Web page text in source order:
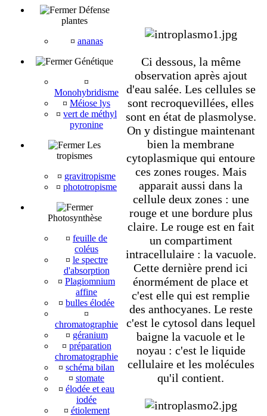
Défense
plantes
¤ ananas
Génétique
¤
Monohybridisme
¤ Méiose lys
¤ vert de méthyl
pyronine
Les
tropismes
¤ gravitropisme
¤ phototropisme
Photosynthèse
¤ feuille de
coléus
¤ le spectre
d'absorption
¤ Plagiomnium
affine
¤ bulles élodée
¤
chromatographie
¤ géranium
¤ préparation
chromatographie
¤ schéma bilan
¤ stomate
¤ élodée et eau
iodée
¤ étiolement
Ci dessous, la même
observation après ajout
d'eau salée. Les cellules se
sont recroquevillées, elles
sont en état de plasmolyse.
On y distingue maintenant
bien la membrane
cytoplasmique qui entoure
ces zones rouges. Mais
apparait aussi dans la
cellule deux zones : une
rouge et une bordure plus
claire. Le rouge est en fait
un compartiment
intracellulaire : la vacuole.
Cette dernière prend ici
énormément de place et
c'est elle qui est remplie
des anthocyanes. Le reste
c'est le cytosol dans lequel
baigne la vacuole et le
noyau : c'est le liquide
cellulaire et les molécules
qu'il contient.